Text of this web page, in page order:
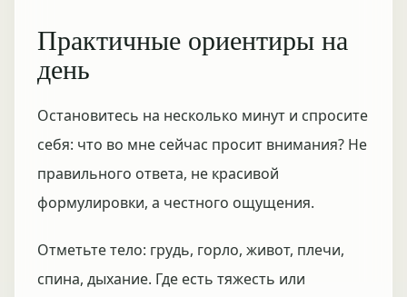
Практичные ориентиры на
день
Остановитесь на несколько минут и спросите
себя: что во мне сейчас просит внимания? Не
правильного ответа, не красивой
формулировки, а честного ощущения.
Отметьте тело: грудь, горло, живот, плечи,
спина, дыхание. Где есть тяжесть или